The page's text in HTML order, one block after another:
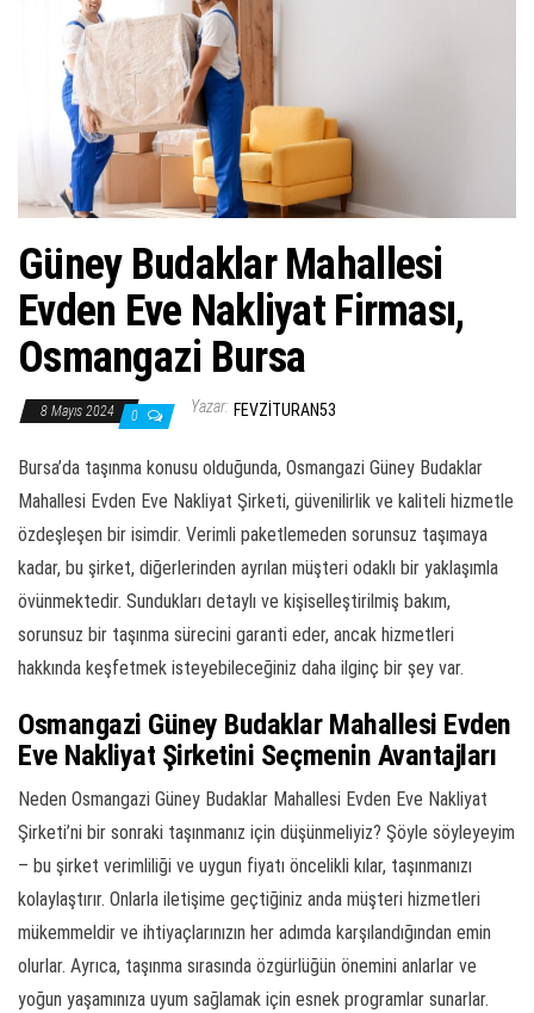
Güney Budaklar Mahallesi
Evden Eve Nakliyat Firması,
Osmangazi Bursa
8 Mayıs 2024 0 Yazar: FEVZITURAN53
Bursa’da taşınma konusu olduğunda, Osmangazi Güney Budaklar
Mahallesi Evden Eve Nakliyat Şirketi, güvenilirlik ve kaliteli hizmetle
özdeşleşen bir isimdir. Verimli paketlemeden sorunsuz taşımaya
kadar, bu şirket, diğerlerinden ayrılan müşteri odaklı bir yaklaşımla
övünmektedir. Sundukları detaylı ve kişiselleştirilmiş bakım,
sorunsuz bir taşınma sürecini garanti eder, ancak hizmetleri
hakkında keşfetmek isteyebileceğiniz daha ilginç bir şey var.
Osmangazi Güney Budaklar Mahallesi Evden
Eve Nakliyat Şirketini Seçmenin Avantajları
Neden Osmangazi Güney Budaklar Mahallesi Evden Eve Nakliyat
Şirketi’ni bir sonraki taşınmanız için düşünmeliyiz? Şöyle söyleyeyim
– bu şirket verimliliği ve uygun fiyatı öncelikli kılar, taşınmanızı
kolaylaştırır. Onlarla iletişime geçtiğiniz anda müşteri hizmetleri
mükemmeldir ve ihtiyaçlarınızın her adımda karşılandığından emin
olurlar. Ayrıca, taşınma sırasında özgürlüğün önemini anlarlar ve
yoğun yaşamınıza uyum sağlamak için esnek programlar sunarlar.